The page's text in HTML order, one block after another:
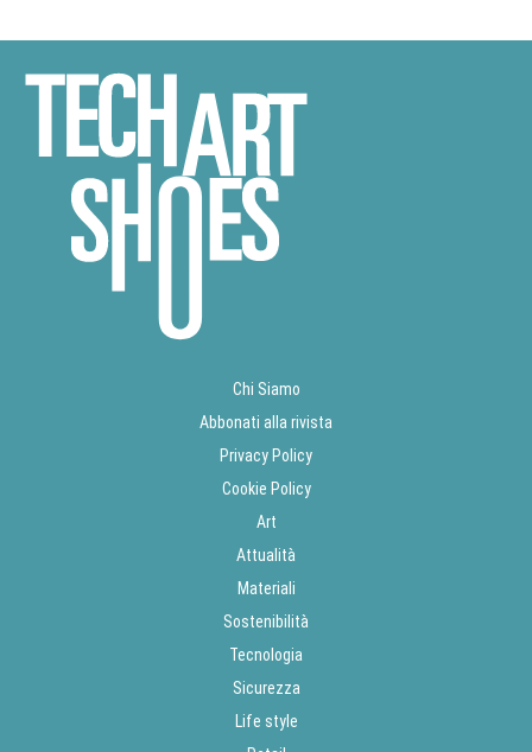
Chi Siamo
Abbonati alla rivista
Privacy Policy
Cookie Policy
Art
Attualità
Materiali
Sostenibilità
Tecnologia
Sicurezza
Life style